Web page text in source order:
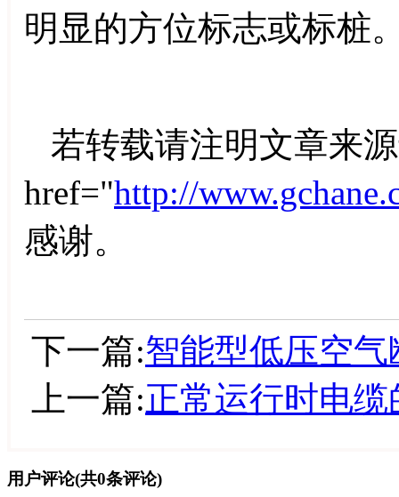
明显的方位标志或标桩
若转载请注明文章来
href="http://
感谢。
下一篇:智能型低压空
上一篇:正常运行时电
用户评论(共0条评论)